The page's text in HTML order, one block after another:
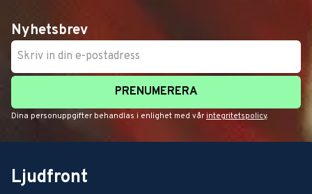
Nyhetsbrev
PRENUMERERA
Dina personuppgifter behandlas i enlighet med vår integritetspolicy.
Ljudfront